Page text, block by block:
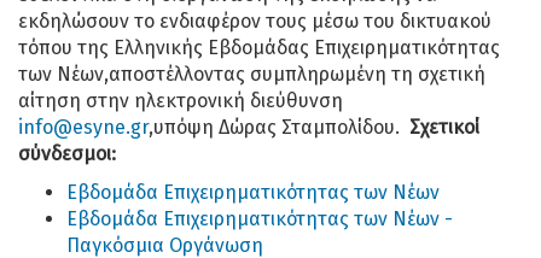
εκδηλώσουν το ενδιαφέρον τους μέσω του δικτυακού
τόπου της Ελληνικής Εβδομάδας Επιχειρηματικότητας
των Νέων,αποστέλλοντας συμπληρωμένη τη σχετική
αίτηση στην ηλεκτρονική διεύθυνση
info@esyne.gr,υπόψη Δώρας Σταμπολίδου. Σχετικοί
σύνδεσμοι:
Εβδομάδα Επιχειρηματικότητας των Νέων
Εβδομάδα Επιχειρηματικότητας των Νέων -
Παγκόσμια Οργάνωση